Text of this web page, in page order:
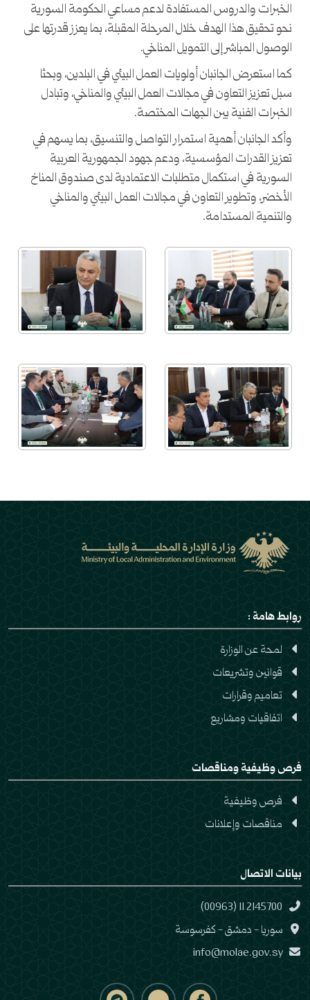
الخبرات والدروس المستفادة لدعم مساعي الحكومة السورية
نحو تحقيق هذا الهدف خلال المرحلة المقبلة، بما يعزز قدرتها على
الوصول المباشر إلى التمويل المناخي.
كما استعرض الجانبان أولويات العمل البيئي في البلدين، وبحثا
سبل تعزيز التعاون في مجالات العمل البيئي والمناخي، وتبادل
الخبرات الفنية بين الجهات المختصة.
وأكد الجانبان أهمية استمرار التواصل والتنسيق، بما يسهم في
تعزيز القدرات المؤسسية، ودعم جهود الجمهورية العربية
السورية في استكمال متطلبات الاعتمادية لدى صندوق المناخ
الأخضر، وتطوير التعاون في مجالات العمل البيئي والمناخي
والتنمية المستدامة.
روابط هامة :
لمحة عن الوزارة
قوانين وتشريعات
تعاميم وقرارات
اتفاقيات ومشاريع
فرص وظيفية ومناقصات
فرص وظيفية
مناقصات وإعلانات
بيانات الاتصال
(00963) 11 2145700
سوريا - دمشق - كفرسوسة